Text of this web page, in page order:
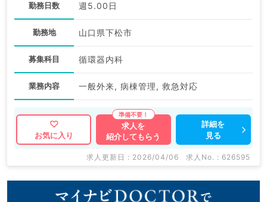
勤務日数 週5.00日
勤務地 山口県下松市
募集科目 循環器内科
業務内容 一般外来, 病棟管理, 救急対応
お気に入り
求人を
紹介してもらう
詳細を
見る
求人更新日 : 2026/04/06 求人No. : 626595